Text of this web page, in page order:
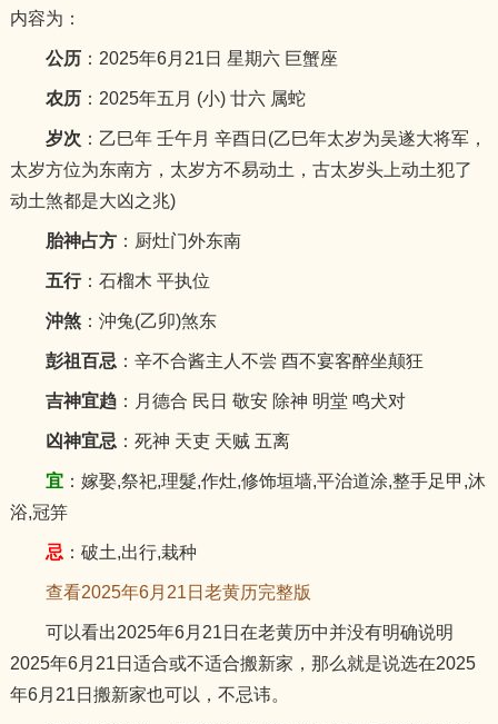
内容为：
公历：2025年6月21日 星期六 巨蟹座
农历：2025年五月 (小) 廿六 属蛇
岁次 ：乙巳年 壬午月 辛酉日(乙巳年太岁为吴遂大将军，
太岁方位为东南方，太岁方不易动土，古太岁头上动土犯了
动土煞都是大凶之兆)
胎神占方：厨灶门外东南
五行：石榴木 平执位
沖煞：沖兔(乙卯)煞东
彭祖百忌 ：辛不合酱主人不尝 酉不宴客醉坐颠狂
吉神宜趋：月德合 民日 敬安 除神 明堂 鸣犬对
凶神宜忌 ：死神 天吏 天贼 五离
宜：嫁娶,祭祀,理髮,作灶,修饰垣墙,平治道涂,整手足甲,沐
浴,冠笄
忌 ：破土,出行,栽种
查看2025年6月21日老黄历完整版
可以看出2025年6月21日在老黄历中并没有明确说明
2025年6月21日适合或不适合搬新家，那么就是说选在2025
年6月21日搬新家也可以，不忌讳。